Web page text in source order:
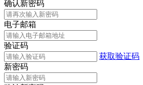
确认新密码
电子邮箱
验证码
获取验证码
新密码